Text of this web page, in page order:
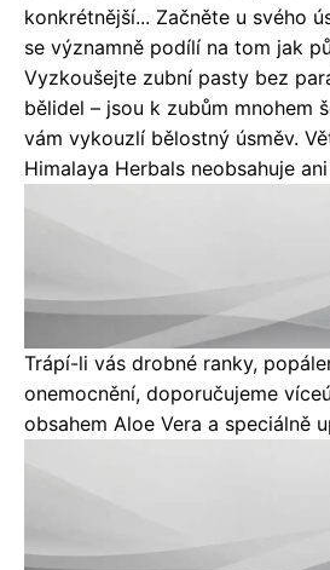
konkrétnější... Začněte u svého
se významně podílí na tom jak
Vyzkoušejte zubní pasty bez
bělidel – jsou k zubům mnohem
vám vykouzlí bělostný úsměv.
Himalaya Herbals neobsahuje
Trápí-li vás drobné ranky,
onemocnění, doporučujeme
obsahem Aloe Vera a speciálně